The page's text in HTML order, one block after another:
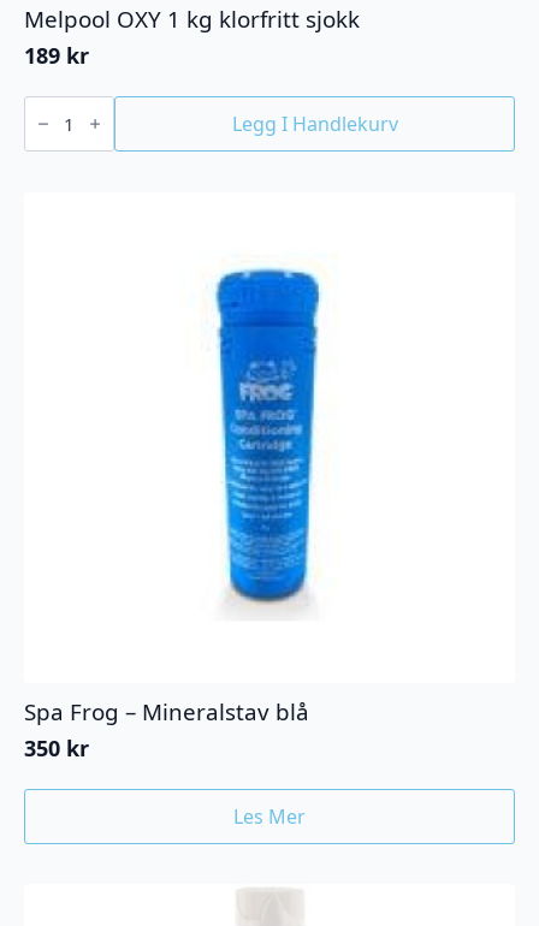
Melpool OXY 1 kg klorfritt sjokk
189 kr
Melpool
OXY
kg
Legg I Handlekurv
Spa Frog – Mineralstav blå
350 kr
Les Mer